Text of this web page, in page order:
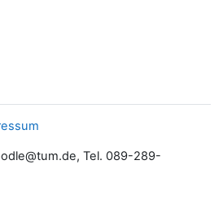
Tel. 089-289-